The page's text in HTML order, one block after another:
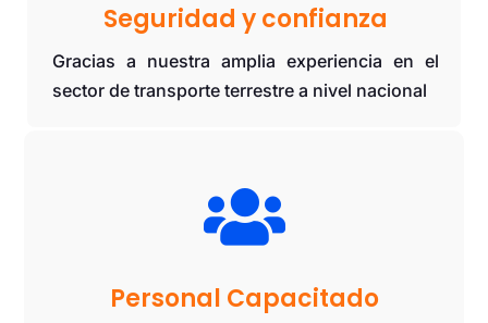
Seguridad y confianza
Gracias a nuestra amplia experiencia en el
sector de transporte terrestre a nivel nacional

Personal Capacitado